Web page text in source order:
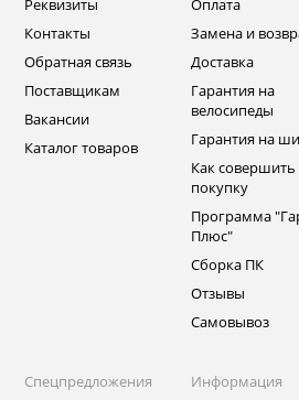
Реквизиты
Контакты
Обратная связь
Поставщикам
Вакансии
Каталог товаров
Оплата
Замена и
Доставка
Гарантия на
велосипеды
Гарантия на
Как совершить
покупку
Программа
Плюс"
Сборка ПК
Отзывы
Самовывоз
Спецпредложения
Информация